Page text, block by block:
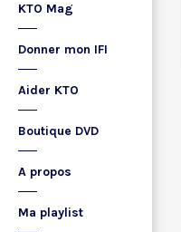
KTO Mag
Donner mon IFI
Aider KTO
Boutique DVD
A propos
Ma playlist